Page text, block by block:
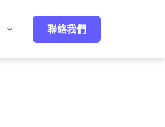
聯絡我們